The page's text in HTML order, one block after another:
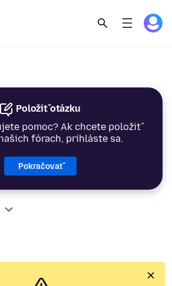
Položiť otázku
pomoc? Ak chcete položiť
fórach, prihláste sa.
Pokračovať